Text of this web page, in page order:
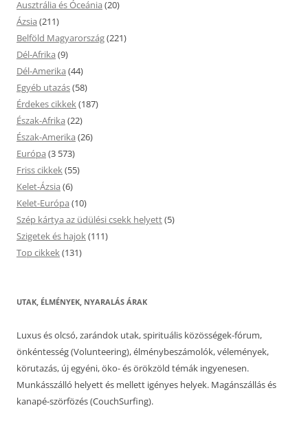
Ausztrália és Óceánia (20)
Ázsia (211)
Belföld Magyarország(221)
Dél-Afrika (9)
Dél-Amerika (44)
Egyéb utazás(58)
Érdekes cikkek(187)
Észak-Afrika (22)
Észak-Amerika (26)
Európa (3 573)
Friss cikkek(55)
Kelet-Ázsia (6)
Kelet-Európa (10)
Szép kártya az üdülési csekk helyett(5)
Szigetek és hajok(111)
Top cikkek(131)
UTAK, ÉLMÉNYEK, NYARALÁS ÁRAK
Luxus és olcsó, zarándok utak, spirituális közösségek-fórum,
önkéntesség (Volunteering), élménybeszámolók, vélemények,
körutazás, új egyéni, öko- és örökzöld témák ingyenesen.
Munkásszálló helyett és mellett igényes helyek. Magánszállás és
kanapé-szörfözés (CouchSurfing).